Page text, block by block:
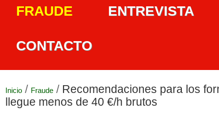
FRAUDE ENTREVISTA
CONTACTO
Inicio / Fraude / Recomendaciones para los
llegue menos de 40 €/h brutos